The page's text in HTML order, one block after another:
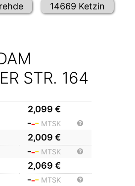
14669 Ketzin
STR. 164
2,099 €
MTSK
2,009 €
MTSK
2,069 €
MTSK